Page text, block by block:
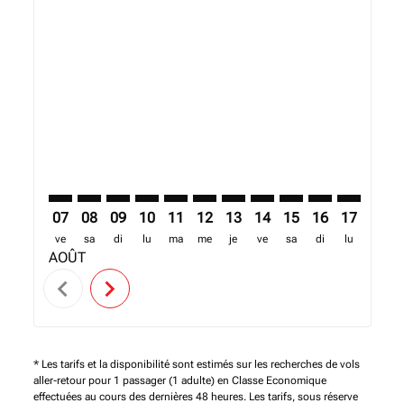
07
ve
AOÛT
08
sa
09
di
10
lu
11
ma
12
me
13
je
14
ve
15
sa
16
di
17
lu
chevron_left chevron_right
* Les tarifs et la disponibilité sont estimés sur les recherches de vols
aller-retour pour 1 passager (1 adulte) en Classe Economique
effectuées au cours des dernières 48 heures. Les tarifs, sous réserve